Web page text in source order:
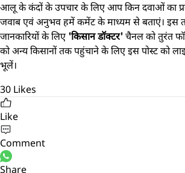
आलू के कंदों के उपचार के लिए आप किन दवाओं का
जवाब एवं अनुभव हमें कमेंट के माध्यम से बताएं। इस
जानकारियों के लिए 'किसान डॉक्टर'चैनल को तुरंत
को अन्य किसानों तक पहुंचाने के लिए इस पोस्ट को
भूलें।
30 Likes
Like
Comment
Share